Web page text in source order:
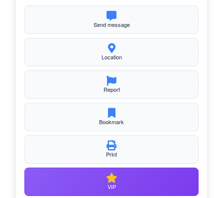
Send message
Location
Report
Bookmark
Print
VIP